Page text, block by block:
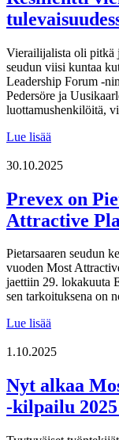
Vierailijalista oli pitkä
seudun viisi kuntaa
Leadership Forum -
Pedersöre ja
luottamushenkilöitä,
Lue lisää
nyt
30.10.2025
Prevex on
Attractive
Pietarsaaren seudun
vuoden Most
jaettiin 29. lokakuuta
sen tarkoituksena on
Lue lisää
Pietarsaaren
Most
Attractive
Place
Work
1.10.2025
Nyt alkaa
-kilpailu